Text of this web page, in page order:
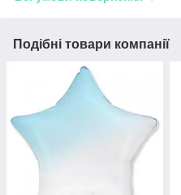
Подібні товари компанії